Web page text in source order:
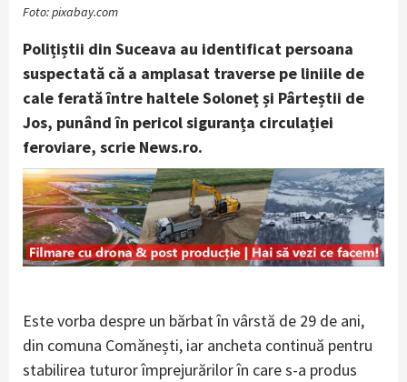
Foto: pixabay.com
Polițiștii din Suceava au identificat persoana
suspectată că a amplasat traverse pe liniile de
cale ferată între haltele Soloneț și Pârteștii de
Jos, punând în pericol siguranța circulației
feroviare, scrie News.ro.
Este vorba despre un bărbat în vârstă de 29 de ani,
din comuna Comănești, iar ancheta continuă pentru
stabilirea tuturor împrejurărilor în care s-a produs